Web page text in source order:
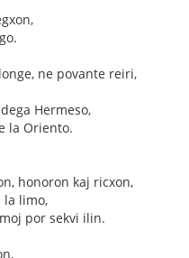
ne povante reiri,
Hermeso,
la Oriento.
honoron kaj ricxon,
la limo,
por sekvi ilin.